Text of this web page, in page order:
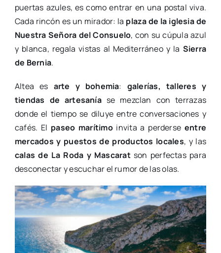
puertas azules, es como entrar en una postal viva.
Cada rincón es un mirador: la plaza de la iglesia de
Nuestra Señora del Consuelo, con su cúpula azul
y blanca, regala vistas al Mediterráneo y la Sierra
de Bernia.
Altea es arte y bohemia: galerías, talleres y
tiendas de artesaníase mezclan con terrazas
donde el tiempo se diluye entre conversaciones y
cafés. El paseo marítimoinvita a perderse entre
mercados y puestos de productos locales, y las
calas de La Roda y Mascaratson perfectas para
desconectar y escuchar el rumor de las olas.